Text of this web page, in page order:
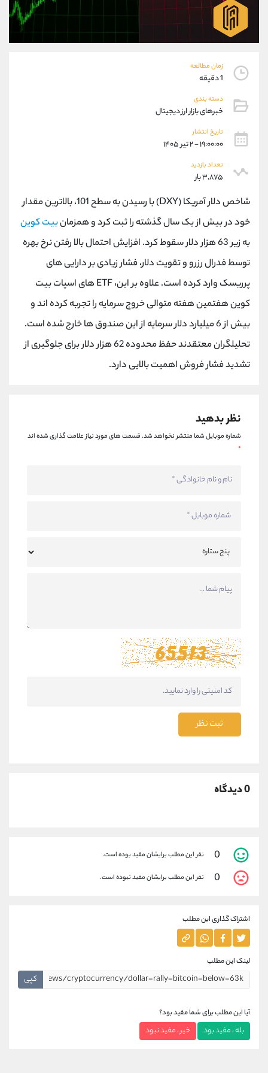
زمان مطالعه
1 دقیقه
دسته بندی
خبرهای بازار ارز دیجیتال
تاریخ انتشار
۱۹:۰۰:۰۰ - ۲ تیر ۱۴۰۵
تعداد بازدید
۳,۸۷۵ بار
شاخص دلار آمریکا (DXY) با رسیدن به سطح 101، بالاترین مقدار
خود در بیش از یک سال گذشته را ثبت کرد و همزمانبیت کوین
به زیر 63 هزار دلار سقوط کرد. افزایش احتمال بالا رفتن نرخ بهره
توسط فدرال رزرو و تقویت دلار، فشار زیادی بر دارایی های
پرریسک وارد کرده است. علاوه بر این، ETF های اسپات بیت
کوین هفتمین هفته متوالی خروج سرمایه را تجربه کرده اند و
بیش از 6 میلیارد دلار سرمایه از این صندوق ها خارج شده است.
تحلیلگران معتقدند حفظ محدوده 62 هزار دلار برای جلوگیری از
تشدید فشار فروش اهمیت بالایی دارد.
نظر بدهید
شماره موبایل شما منتشر نخواهد شد.قسمت های مورد نیاز علامت گذاری شده اند
*
ثبت نظر
0 دیدگاه
0 نفر این مطلب برایشان مفید بوده است.
0 نفر این مطلب برایشان مفید نبوده است.
اشتراک گذاری این مطلب
لینک این مطلب
کپی
آیا این مطلب برای شما مفید بود؟
بله ، مفید بود خیر ، مفید نبود
09304891085
واتساپ شروع گفتگو
تلگرام @Armteam_admin_103
پشتیبان فروش
موبایل
واتساپ
تلگرام
داخلی
اطلاعات تماس (دفتر فروش)
تلفن 021-22021030
بدون پیش شماره 90001030
اینستاگرام @alireza.mehrabii
کانال تلگرام @alirezamehrabi_com